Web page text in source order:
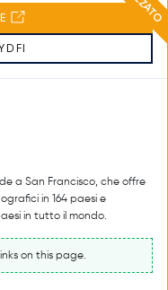
a San Francisco, che offre
in 164 paesi e
in tutto il mondo.
on this page.